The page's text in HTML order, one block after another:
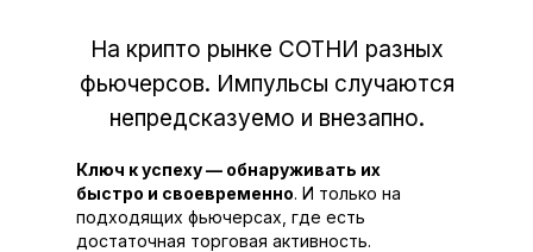
На крипто рынке СОТНИ разных
фьючерсов. Импульсы случаются
непредсказуемо и внезапно.
Ключ к успеху — обнаруживать их
быстро и своевременно. И только на
подходящих фьючерсах, где есть
достаточная торговая активность.